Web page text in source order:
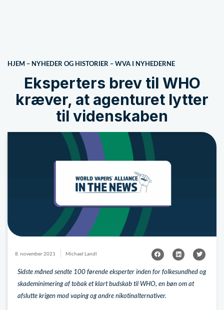
HJEM – NYHEDER OG HISTORIER –WVA I NYHEDERNE
Eksperters brev til WHO
kræver, at agenturet lytter
til videnskaben
8. november 2021 Michael Landl
Sidste måned sendte 100 førende eksperter inden for folkesundhed og
skademinimering af tobak et klart budskab til WHO, en bøn om at
afslutte krigen mod vaping og andre nikotinalternativer.